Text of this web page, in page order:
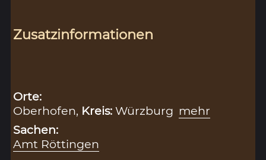
Zusatzinformationen
Orte:
Oberhofen, Kreis:Würzburg mehr
Sachen:
Amt Röttingen